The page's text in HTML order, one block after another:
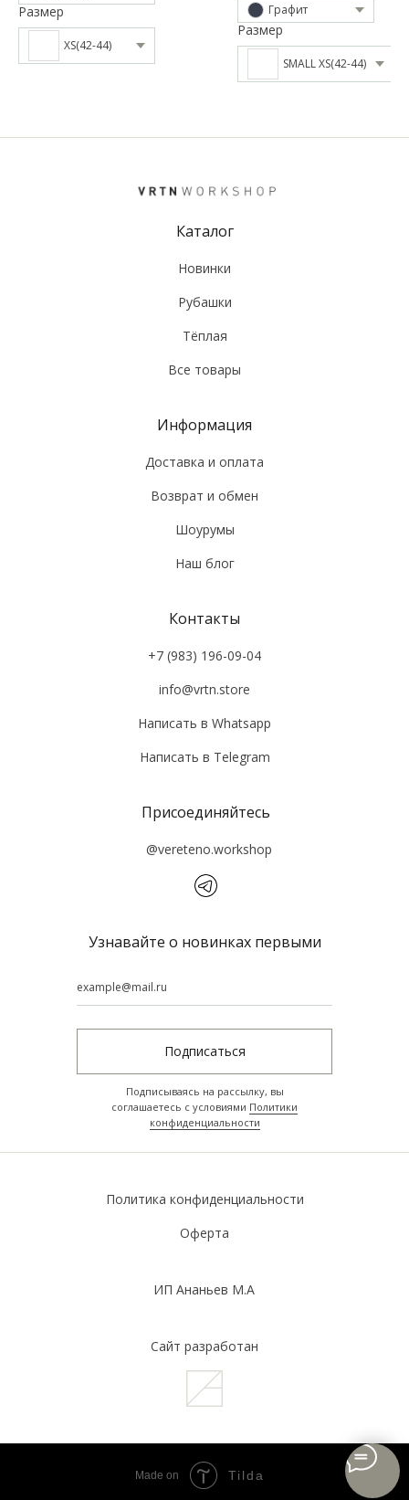
Размер
XS(42-44)
Графит
Размер
SMALL XS(42-44)
Новинки
Каталог
Рубашки
Тёплая
Все товары
Доставка и оплата
Информация
Возврат и обмен
Шоурумы
Наш блог
+7 (983) 196-09-04
Контакты
info@vrtn.store
Написать в Whatsapp
Написать в Tеlegram
@vereteno.workshop
Присоединяйтесь
Узнавайте о новинках первыми
Подписаться
Подписываясь на рассылку, вы
соглашаетесь с условиями Политики
конфиденциальности
Политика конфиденциальности
Оферта
ИП Ананьев М.А
Сайт разработан
Made on Tilda